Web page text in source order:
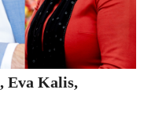
Eva Kalis,